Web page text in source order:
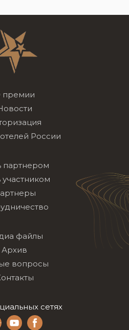
премии
России
партнером
участником
файлы
Архив
вопросы
сетях